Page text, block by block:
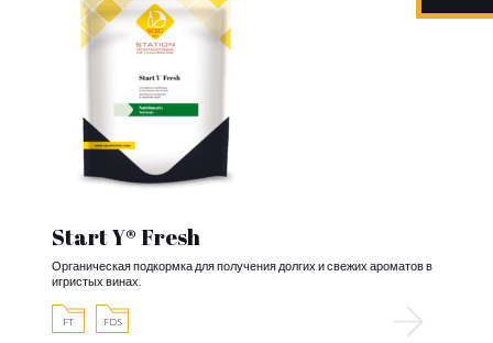
Start Y® Fresh
Органическая подкормка для получения долгих и свежих ароматов в
игристых винах.
FT FDS